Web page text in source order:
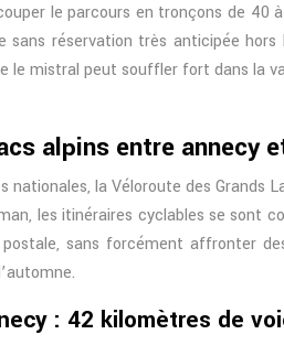
le parcours en tronçons de 40
sans réservation très anticipée
le mistral peut souffler fort dans
alpins entre annecy
nationales, la Véloroute des
les itinéraires cyclables se sont
sans forcément affronter
: 42 kilomètres de